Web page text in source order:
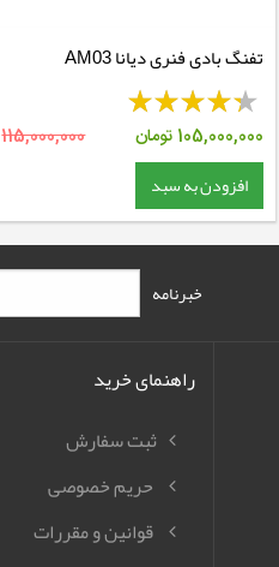
تفنگ بادی فنری دیانا AM03
105,000,000 تومان 115,000,000
افزودن به سبد
خبرنامه
راهنمای خرید
ثبت سفارش
حریم خصوصی
قوانین و مقررات